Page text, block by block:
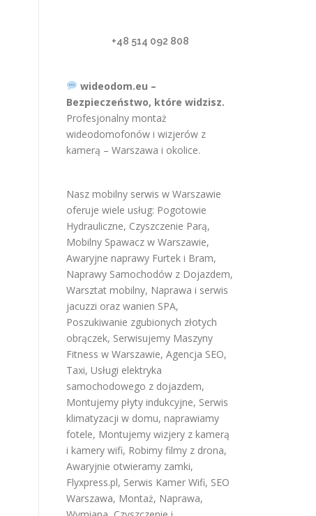
+48 514 092 808
wideodom.eu –
Bezpieczeństwo, które widzisz.
Profesjonalny montaż
wideodomofonów i wizjerów z
kamerą – Warszawa i okolice.
Nasz mobilny serwis w Warszawie
oferuje wiele usług: Pogotowie
Hydrauliczne, Czyszczenie Parą,
Mobilny Spawacz w Warszawie,
Awaryjne naprawy Furtek i Bram,
Naprawy Samochodów z Dojazdem,
Warsztat mobilny, Naprawa i serwis
jacuzzi oraz wanien SPA,
Poszukiwanie zgubionych złotych
obrączek, Serwisujemy Maszyny
Fitness w Warszawie, Agencja SEO,
Taxi, Usługi elektryka
samochodowego z dojazdem,
Montujemy płyty indukcyjne, Serwis
klimatyzacji w domu, naprawiamy
fotele, Montujemy wizjery z kamerą
i kamery wifi, Robimy filmy z drona,
Awaryjnie otwieramy zamki,
Flyxpress.pl, Serwis Kamer Wifi, SEO
Warszawa, Montaż, Naprawa,